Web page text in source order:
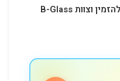
אז למה אתם מחכים? מהרו להזמין וצוות B-Glass